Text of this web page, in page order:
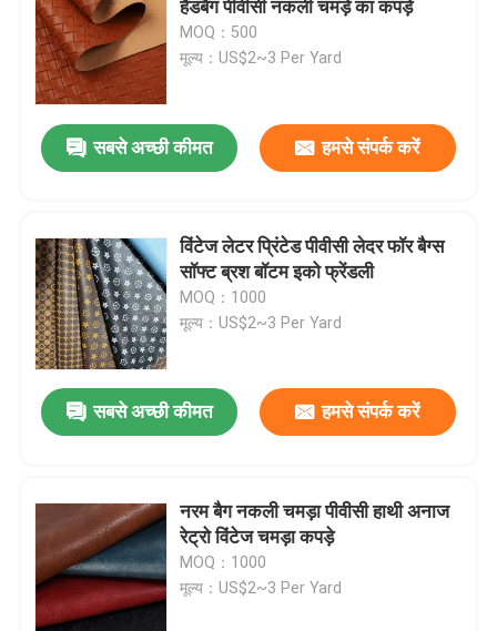
हैंडबैग पीवीसी नकली चमड़े का कपड़े
MOQ：500
मूल्य：US$2~3 Per Yard
सबसे अच्छी कीमत हमसे संपर्क करें
विंटेज लेटर प्रिंटेड पीवीसी लेदर फॉर बैग्स
सॉफ्ट ब्रश बॉटम इको फ्रेंडली
MOQ：1000
मूल्य：US$2~3 Per Yard
सबसे अच्छी कीमत हमसे संपर्क करें
नरम बैग नकली चमड़ा पीवीसी हाथी अनाज
रेट्रो विंटेज चमड़ा कपड़े
MOQ：1000
मूल्य：US$2~3 Per Yard